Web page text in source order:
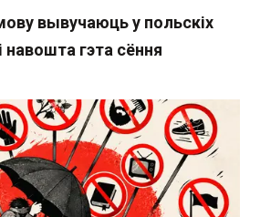
вывучаюць у польскіх
навошта гэта сёння